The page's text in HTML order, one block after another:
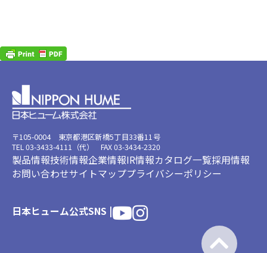
〒105-0004 東京都港区新橋5丁目33番11号
TEL 03-3433-4111（代） FAX 03-3434-2320
製品情報技術情報企業情報IR情報カタログ一覧採用情報
お問い合わせサイトマッププライバシーポリシー
日本ヒューム公式SNS |